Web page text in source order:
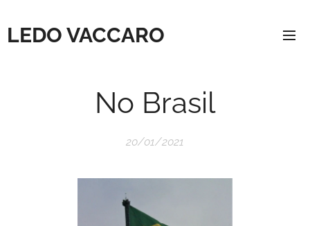
LEDO VACCARO
No Brasil
20/01/2021